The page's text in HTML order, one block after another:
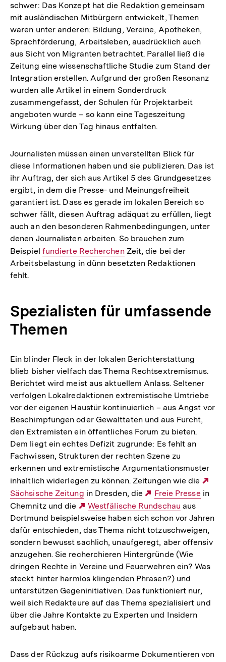
schwer: Das Konzept hat die Redaktion gemeinsam
mit ausländischen Mitbürgern entwickelt, Themen
waren unter anderen: Bildung, Vereine, Apotheken,
Sprachförderung, Arbeitsleben, ausdrücklich auch
aus Sicht von Migranten betrachtet. Parallel ließ die
Zeitung eine wissenschaftliche Studie zum Stand der
Integration erstellen. Aufgrund der großen Resonanz
wurden alle Artikel in einem Sonderdruck
zusammengefasst, der Schulen für Projektarbeit
angeboten wurde – so kann eine Tageszeitung
Wirkung über den Tag hinaus entfalten.
Journalisten müssen einen unverstellten Blick für
diese Informationen haben und sie publizieren. Das ist
ihr Auftrag, der sich aus Artikel 5 des Grundgesetzes
ergibt, in dem die Presse- und Meinungsfreiheit
garantiert ist. Dass es gerade im lokalen Bereich so
schwer fällt, diesen Auftrag adäquat zu erfüllen, liegt
auch an den besonderen Rahmenbedingungen, unter
denen Journalisten arbeiten. So brauchen zum
Beispiel Interner
Link:
fundierte RecherchenZeit, die bei der
Arbeitsbelastung in dünn besetzten Redaktionen
fehlt.
Spezialisten für umfassende
Themen
Ein blinder Fleck in der lokalen Berichterstattung
blieb bisher vielfach das Thema Rechtsextremismus.
Berichtet wird meist aus aktuellem Anlass. Seltener
verfolgen Lokalredaktionen extremistische Umtriebe
vor der eigenen Haustür kontinuierlich – aus Angst vor
Beschimpfungen oder Gewalttaten und aus Furcht,
den Extremisten ein öffentliches Forum zu bieten.
Dem liegt ein echtes Defizit zugrunde: Es fehlt an
Fachwissen, Strukturen der rechten Szene zu
erkennen und extremistische Argumentationsmuster
inhaltlich widerlegen zu können. Zeitungen wie die
Sächsische Zeitung in Dresden, die
Externer
Link:
Freie Presse in
Chemnitz und die
Externer
Link:
Westfälische Rundschau aus
Dortmund beispielsweise haben sich schon vor Jahren
dafür entschieden, das Thema nicht totzuschweigen,
sondern bewusst sachlich, unaufgeregt, aber offensiv
anzugehen. Sie recherchieren Hintergründe (Wie
dringen Rechte in Vereine und Feuerwehren ein? Was
steckt hinter harmlos klingenden Phrasen?) und
unterstützen Gegeninitiativen. Das funktioniert nur,
weil sich Redakteure auf das Thema spezialisiert und
über die Jahre Kontakte zu Experten und Insidern
aufgebaut haben.
Dass der Rückzug aufs risikoarme Dokumentieren von